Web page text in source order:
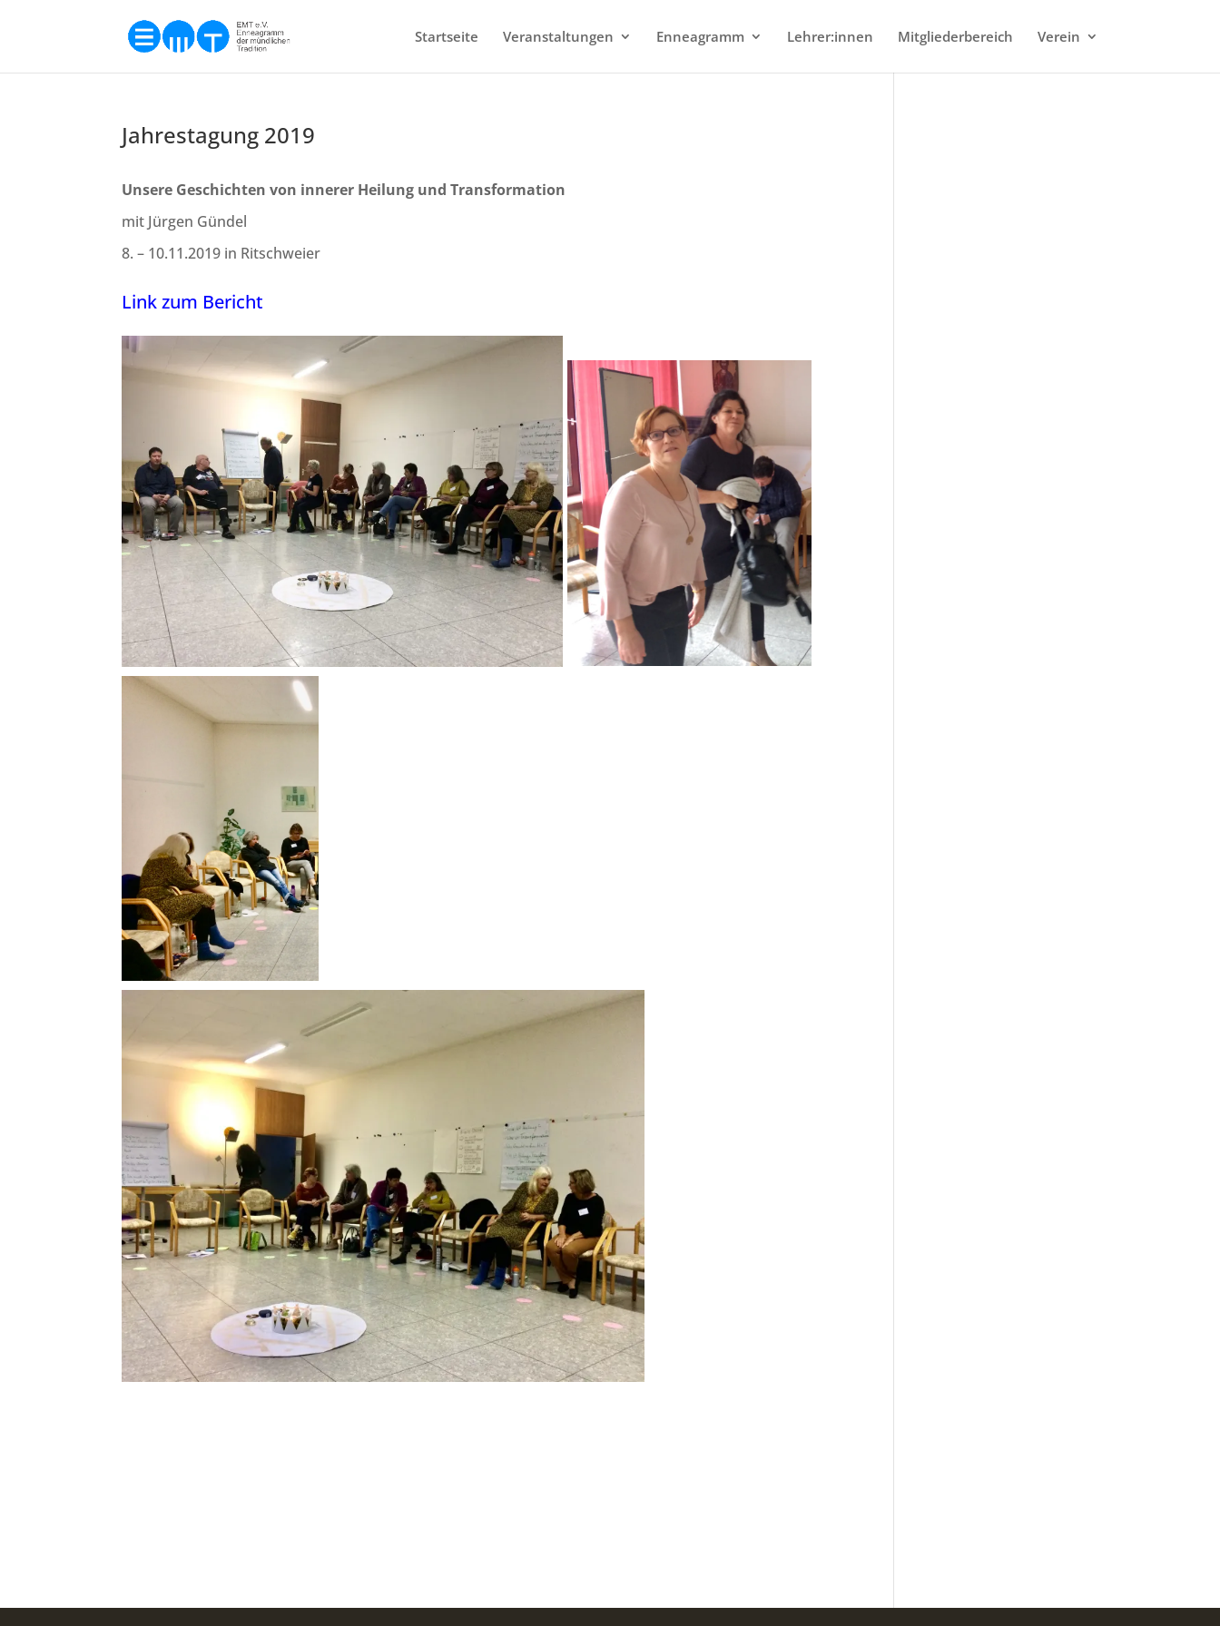
Startseite Veranstaltungen Enneagramm Lehrer:innen Mitgliederbereich Verein
Jahrestagung 2019
Unsere Geschichten von innerer Heilung und Transformation
mit Jürgen Gündel
8. – 10.11.2019 in Ritschweier
Link zum Bericht